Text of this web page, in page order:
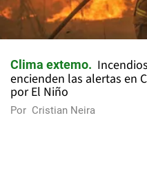
Clima extemo
encienden las alertas en
por El Niño
Por Cristian Neira